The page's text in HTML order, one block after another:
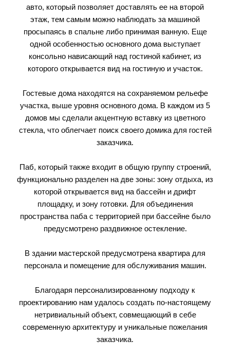
авто, который позволяет доставлять ее на второй
этаж, тем самым можно наблюдать за машиной
просыпаясь в спальне либо принимая ванную. Еще
одной особенностью основного дома выступает
консольно нависающий над гостиной кабинет, из
которого открывается вид на гостиную и участок.
Гостевые дома находятся на сохраняемом рельефе
участка, выше уровня основного дома. В каждом из 5
домов мы сделали акцентную вставку из цветного
стекла, что облегчает поиск своего домика для гостей
заказчика.
Паб, который также входит в общую группу строений,
функционально разделен на две зоны: зону отдыха, из
которой открывается вид на бассейн и дрифт
площадку, и зону готовки. Для объединения
пространства паба с территорией при бассейне было
предусмотрено раздвижное остекление.
В здании мастерской предусмотрена квартира для
персонала и помещение для обслуживания машин.
Благодаря персонализированному подходу к
проектированию нам удалось создать по-настоящему
нетривиальный объект, совмещающий в себе
современную архитектуру и уникальные пожелания
заказчика.